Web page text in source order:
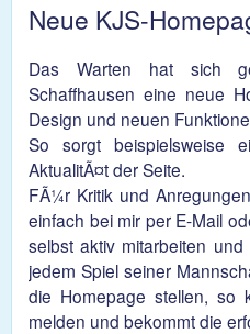
Neue KJS-
Das Warten hat sich
Schaffhausen eine neue
Design und neuen
So sorgt beispielsweise
AktualitÃ¤t der Seite.
FÃ¼r Kritik und
einfach bei mir per E-Mail
selbst aktiv mitarbeiten
jedem Spiel seiner
die Homepage stellen, so
melden und bekommt die